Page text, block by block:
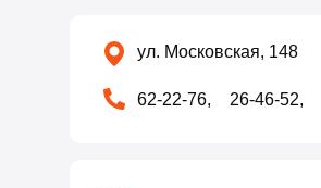
62-22-76,
ул. Московская, 148
26-46-52,